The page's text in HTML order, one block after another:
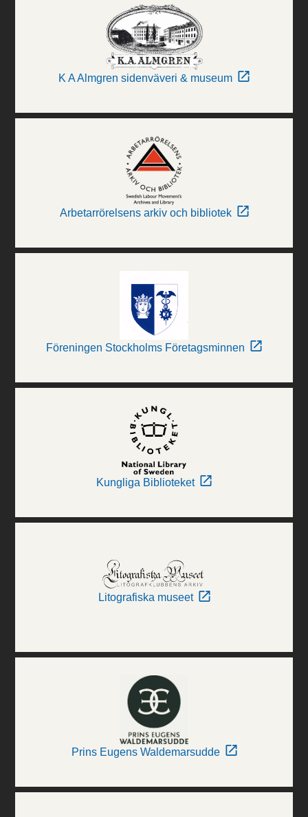
K A Almgren sidenväveri & museum
Arbetarrörelsens arkiv och bibliotek
Föreningen Stockholms Företagsminnen
Kungliga Biblioteket
Litografiska museet
Prins Eugens Waldemarsudde